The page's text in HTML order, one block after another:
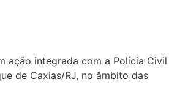
ação integrada com a Polícia Civil
de Caxias/RJ, no âmbito das